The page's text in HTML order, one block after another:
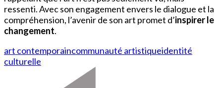
ressenti. Avec son engagement envers le dialogue et la
compréhension, l’avenir de son art promet d’inspirer le
changement.
art contemporaincommunauté artistiqueidentité
culturelle